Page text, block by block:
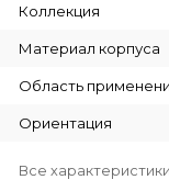
Коллекция
Материал корпуса
Область
Ориентация
Все характеристики